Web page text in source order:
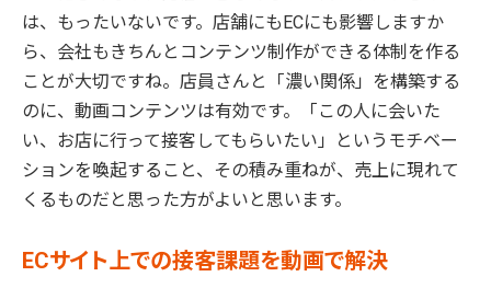
は、もったいないです。店舗にもECにも影響しますか
ら、会社もきちんとコンテンツ制作ができる体制を作る
ことが大切ですね。店員さんと「濃い関係」を構築する
のに、動画コンテンツは有効です。「この人に会いた
い、お店に行って接客してもらいたい」というモチベー
ションを喚起すること、その積み重ねが、売上に現れて
くるものだと思った方がよいと思います。
ECサイト上での接客課題を動画で解決